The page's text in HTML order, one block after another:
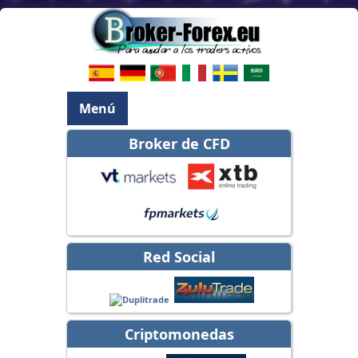
Menú
Broker de CFD
Red Social
Criptomonedas